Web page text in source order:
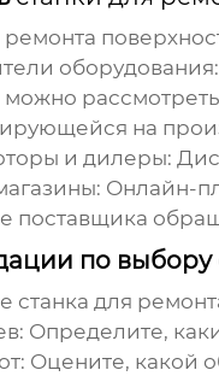
ремонта
оборудования
на
и дилеры:
: Онлайн-
поставщика
по выбору
станка для
: Определите,
: Оцените, какой